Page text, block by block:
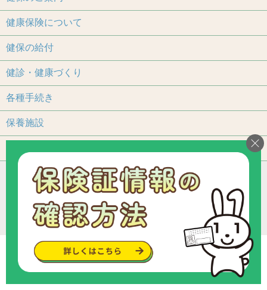
健康保険について
健保の給付
健診・健康づくり
各種手続き
保養施設
アクセス
個人情報保護について
加入事業所一覧
リンク
組合カレンダー
お問い合わせ・ご意見
サイトマップ
ご利用いただくにあたって
Copyright © since 2013 トヨタ関連部品健康保険組合 .